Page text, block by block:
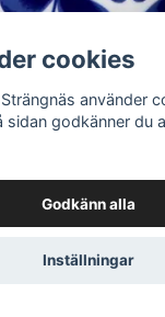
- Mon Amie
cookies
använder
godkänner du
Godkänn alla
Inställningar